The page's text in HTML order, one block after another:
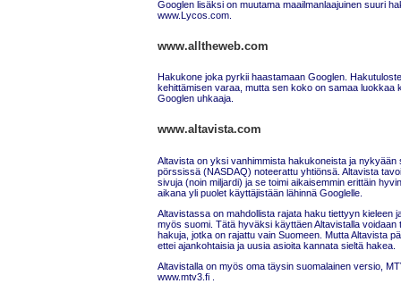
Googlen lisäksi on muutama maailmanlaajuinen suuri
www.Lycos.com.
www.alltheweb.com
Hakukone joka pyrkii haastamaan Googlen.
kehittämisen varaa, mutta sen koko on samaa luokkaa
Googlen uhkaaja.
www.altavista.com
Altavista on yksi vanhimmista hakukoneista ja nykyään
pörssissä (NASDAQ) noteerattu yhtiönsä. Altavista
sivuja (noin miljardi) ja se toimi aikaisemmin erittäin
aikana yli puolet käyttäjistään lähinnä Googlelle.
Altavistassa on mahdollista rajata haku tiettyyn kieleen
myös suomi. Tätä hyväksi käyttäen Altavistalla voidaan
hakuja, jotka on rajattu vain Suomeen. Mutta Altavista
ettei ajankohtaisia ja uusia asioita kannata sieltä hakea.
Altavistalla on myös oma täysin suomalainen versio,
www.mtv3.fi .